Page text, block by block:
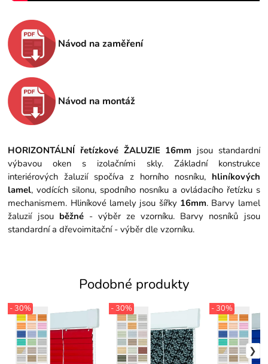
Návod na zaměření
Návod na montáž
HORIZONTÁLNÍ řetízkové ŽALUZIE 16mm jsou standardní
výbavou oken s izolačními skly. Základní konstrukce
interiérových žaluzií spočíva z horního nosníku, hliníkových
lamel, vodících silonu, spodního nosníku a ovládacího řetízku s
mechanismem. Hliníkové lamely jsou šířky 16mm. Barvy lamel
žaluzií jsou běžné- výběr ze vzorníku. Barvy nosníků jsou
standardní a dřevoimitační - výběr dle vzorníku.
Podobné produkty
- 30% - 30% - 30%